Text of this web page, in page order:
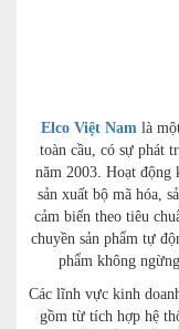
Elco Việt Nam là
toàn cầu, có sự phát
năm 2003. Hoạt động
sản xuất bộ mã hóa,
cảm biến theo tiêu
chuyền sản phẩm tự
phẩm không
Các lĩnh vực kinh
gồm từ tích hợp hệ